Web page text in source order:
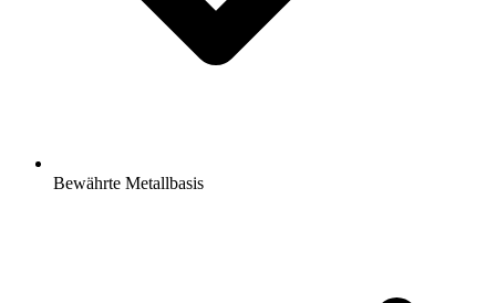
Bewährte Metallbasis